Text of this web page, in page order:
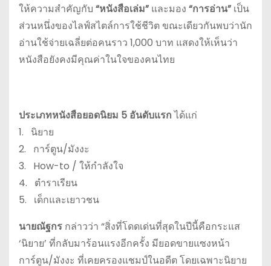
ให้ความสำคัญกับ “หนังสือเล่ม”และมอง “การอ่าน”เป็น
ส่วนหนึ่งของไลฟ์สไตล์การใช้ชีวิต ขณะเดียวกันพบว่านัก
อ่านใช้จ่ายเฉลี่ยต่อคนราว 1,000 บาท แสดงให้เห็นว่า
หนังสือยังคงมีคุณค่าในใจของคนไทย
ประเภทหนังสือยอดนิยม 5 อันดับแรกได้แก่
1. นิยาย
2. การ์ตูน/มังงะ
3. How-to / ให้กำลังใจ
4. ตำราเรียน
5. เด็กและเยาวชน
นายณัฐกร กล่าวว่า “สิ่งที่โดดเด่นที่สุดในปีนี้คือกระแส
‘นิยาย’ ที่กลับมาร้อนแรงอีกครั้ง มียอดขายแซงหน้า
การ์ตูน/มังงะ ที่เคยครองแชมป์ในอดีต โดยเฉพาะนิยาย